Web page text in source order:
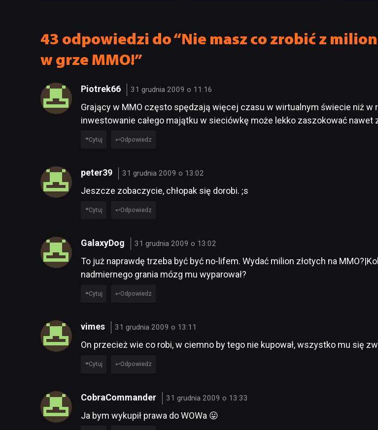
43 odpowiedzi do “Nie masz co zrobić z
w grze MMO!”
Piotrek66 31 grudnia 2009 o 11:16
Grający w MMO często spędzają więcej czasu w wirtualnym świecie niż
inwestowanie całego majątku w sieciówkę może lekko zaszokować nawet
Cytuj Odpowiedz
peter39 31 grudnia 2009 o 13:02
Jeszcze zobaczycie, chłopak się dorobi. ;s
Cytuj Odpowiedz
GalaxyDog 31 grudnia 2009 o 13:02
To już naprawdę trzeba być być no-lifem. Wydać milion złotych na
nadmiernego grania mózg mu wyparował?
Cytuj Odpowiedz
vimes 31 grudnia 2009 o 13:11
On przecież wie co robi, w ciemno by tego nie kupował, wszystko mu się
Cytuj Odpowiedz
CobraCommander 31 grudnia 2009 o 13:33
Ja bym wykupił prawa do WOWa 😛